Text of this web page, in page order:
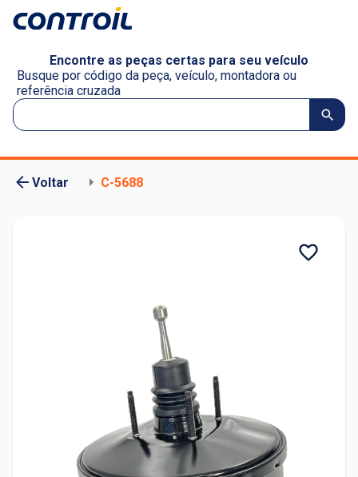
Encontre as peças certas para seu veículo
Busque por código da peça, veículo, montadora ou
referência cruzada
Voltar C-5688